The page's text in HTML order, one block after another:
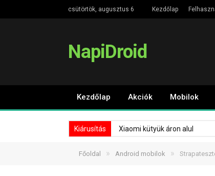
csütörtök, augusztus 6 Kezdőlap
NapiDroid
Kezdőlap Akciók Mobilok
Kiárusítás Xiaomi kütyük áron alul
Főoldal » Android mobilok »